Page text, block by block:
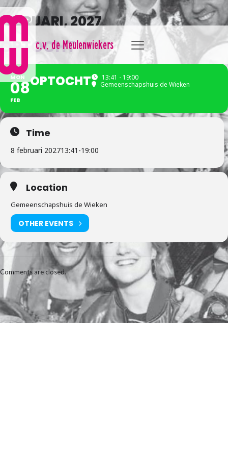
c.v. de Meulenwiekers
FEBRUARI, 2027
OPTOCHT
MON
08
FEB
OPTOCHT
13:41 - 19:00
Gemeenschapshuis de Wieken
Time
8 februari 202713:41 -19:00
Location
Gemeenschapshuis de Wieken
OTHER EVENTS
Comments are closed.